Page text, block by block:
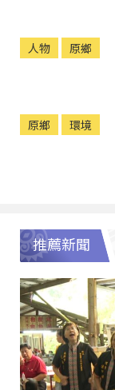
人物 原鄉
原鄉 環境
推薦新聞